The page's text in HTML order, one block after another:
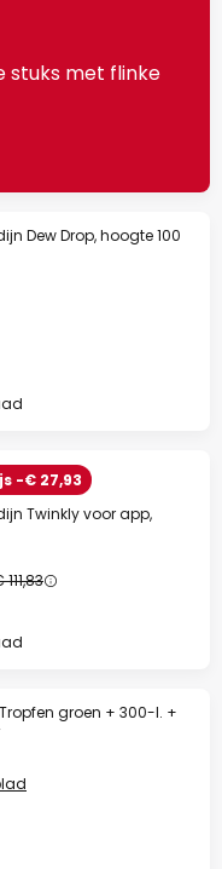
stuks met flinke
Dew Drop, hoogte 100
-€ 27,93
Twinkly voor app,
111,83
groen + 300-l. +